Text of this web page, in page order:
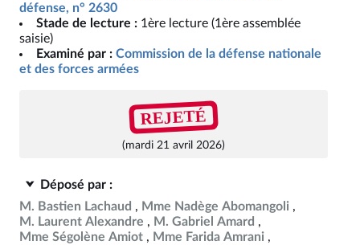
défense, n° 2630
Stade de lecture : 1ère lecture (1ère assemblée
saisie)
Examiné par : Commission de la défense nationale
et des forces armées
REJETÉ
(mardi 21 avril 2026)
Déposé par :
M. Bastien Lachaud
Mme Nadège Abomangoli
M. Laurent Alexandre
M. Gabriel Amard
Mme Ségolène Amiot
Mme Farida Amrani